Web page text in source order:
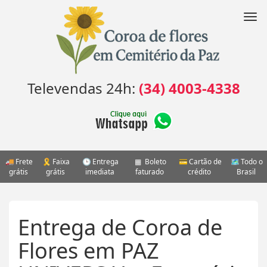
Televendas 24h: (34) 4003-4338
Frete
grátis
Faixa
grátis
Entrega
imediata
Boleto
faturado
Cartão de
crédito
Todo o
Brasil
Entrega de Coroa de
Flores em PAZ